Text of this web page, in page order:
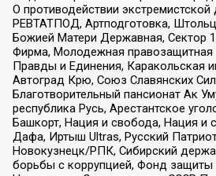
О противодействии экстремистской
РЕВТАТПОД, Артподготовка,
Божией Матери Державная, Сектор
Фирма, Молодежная
Правды и Единения, Каракольская
Автоград Крю, Союз Славянских
Благотворительный пансионат Ак
республика Русь, Арестантское
Башкорт, Нация и свобода, Нация и
Дафа, Иртыш Ultras, Русский
Новокузнецк/РПК, Сибирский
борьбы с коррупцией, Фонд